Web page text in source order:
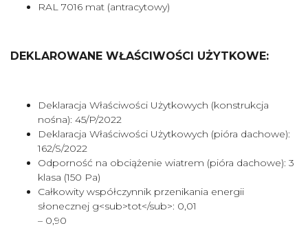
RAL 7016 mat (antracytowy)
DEKLAROWANE WŁAŚCIWOŚCI UŻYTKOWE:
Deklaracja Właściwości Użytkowych (konstrukcja
nośna): 45/P/2022
Deklaracja Właściwości Użytkowych (pióra dachowe):
162/S/2022
Odporność na obciążenie wiatrem (pióra dachowe): 3
klasa (150 Pa)
Całkowity współczynnik przenikania energii
słonecznej g<sub>tot</sub>: 0,01
– 0,90